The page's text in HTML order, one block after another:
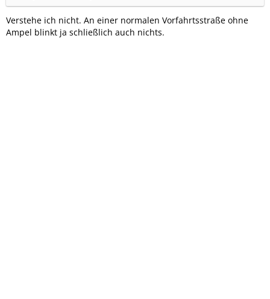
Verstehe ich nicht. An einer normalen Vorfahrtsstraße ohne
Ampel blinkt ja schließlich auch nichts.